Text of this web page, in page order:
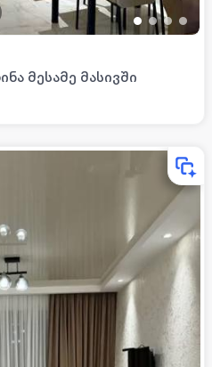
••• •
მესამე მასივში